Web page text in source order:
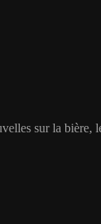
sur la bière,